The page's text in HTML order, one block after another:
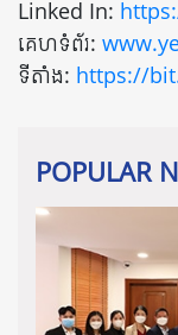
Linked In:
គេហទំព័រ:
ទីតាំង: https://
POPULAR